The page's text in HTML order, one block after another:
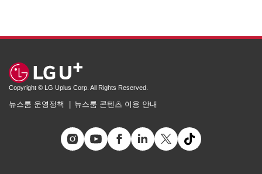
Copyright © LG Uplus Corp. All Rights Reserved.
뉴스룸 운영정책 뉴스룸 콘텐츠 이용 안내